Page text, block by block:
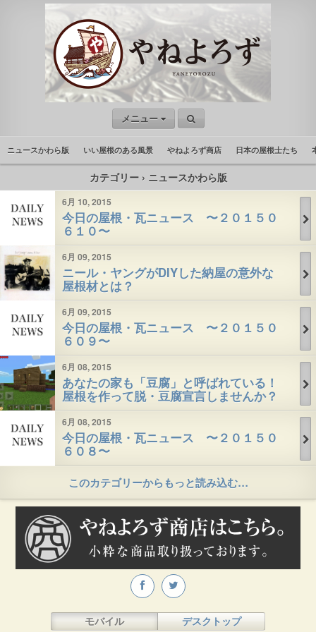
メニュー
ニュースかわら版 いい屋根のある風景 やねよろず商店 日本の屋根士たち
カテゴリー › ニュースかわら版
6月 10, 2015
今日の屋根・瓦ニュース 〜２０１５０
６１０〜
6月 09, 2015
ニール・ヤングがDIYした納屋の意外な
屋根材とは？
6月 09, 2015
今日の屋根・瓦ニュース 〜２０１５０
６０９〜
6月 08, 2015
あなたの家も「豆腐」と呼ばれている！
屋根を作って脱・豆腐宣言しませんか？
6月 08, 2015
今日の屋根・瓦ニュース 〜２０１５０
６０８〜
このカテゴリーからもっと読み込む…
モバイル デスクトップ